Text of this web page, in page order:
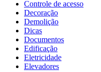
Controle de acesso
Decoração
Demolição
Dicas
Documentos
Edificação
Eletricidade
Elevadores